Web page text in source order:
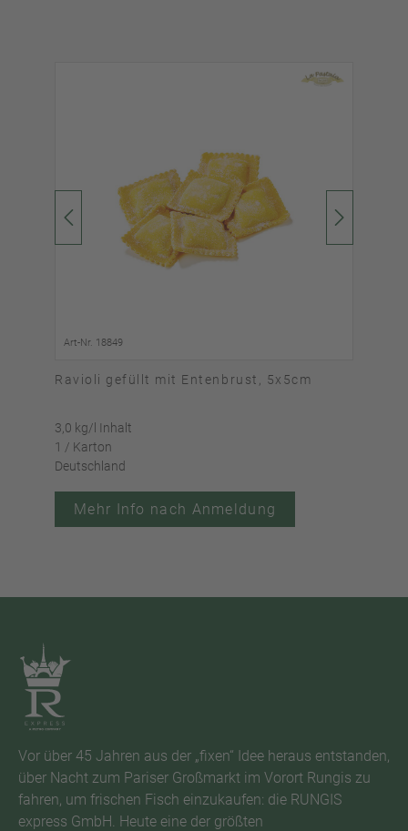
Art-Nr. 18849
Ravioli gefüllt mit Entenbrust, 5x5cm
3,0 kg/l Inhalt
1 / Karton
Deutschland
Mehr Info nach Anmeldung
Vor über 45 Jahren aus der „fixen“ Idee heraus entstanden,
über Nacht zum Pariser Großmarkt im Vorort Rungis zu
fahren, um frischen Fisch einzukaufen: die RUNGIS
express GmbH. Heute eine der größten